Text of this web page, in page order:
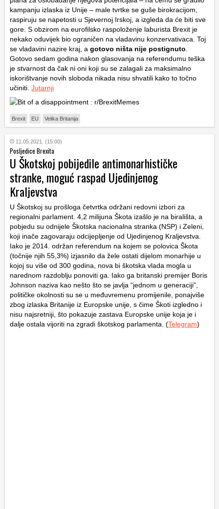
kampanju izlaska iz Unije – male tvrtke se guše birokracijom,
raspiruju se napetosti u Sjevernoj Irskoj, a izgleda da će biti sve
gore. S obzirom na eurofilsko raspoloženje laburista Brexit je
nekako oduvijek bio ograničen na vladavinu konzervativaca. Toj
se vladavini nazire kraj, a gotovo ništa nije postignuto.
Gotovo sedam godina nakon glasovanja na referendumu teška
je stvarnost da čak ni oni koji su se zalagali za maksimalno
iskorištvanje novih sloboda nikada nisu shvatili kako to točno
učiniti. Jutarnji
Brexit EU Velika Britanija
11.05.2021. (15:00)
Posljedice Brexita
U Škotskoj pobijedile antimonarhističke
stranke, moguć raspad Ujedinjenog
Kraljevstva
U Škotskoj su prošloga četvrtka održani redovni izbori za
regionalni parlament. 4,2 milijuna Škota izašlo je na birališta, a
pobjedu su odnijele Škotska nacionalna stranka (NSP) i Zeleni,
koji inače zagovaraju odcijepljenje od Ujedinjenog Kraljevstva.
Iako je 2014. održan referendum na kojem se polovica Škota
(točnije njih 55,3%) izjasnilo da žele ostati dijelom monarhije u
kojoj su više od 300 godina, nova bi škotska vlada mogla u
narednom razdoblju ponoviti ga. Iako ga britanski premijer Boris
Johnson naziva kao nešto što se javlja “jednom u generaciji”,
političke okolnosti su se u međuvremenu promijenile, ponajviše
zbog izlaska Britanije iz Europske unije, s čime Škoti izgledno i
nisu najsretniji, što pokazuje zastava Europske unije koja je i
dalje ostala vijoriti na zgradi škotskog parlamenta. (Telegram)